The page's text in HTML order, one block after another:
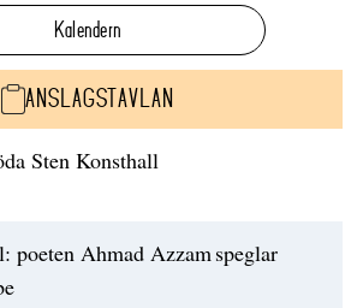
Kalendern
ANSLAGSTAVLAN
Sten Konsthall
poeten Ahmad Azzam speglar